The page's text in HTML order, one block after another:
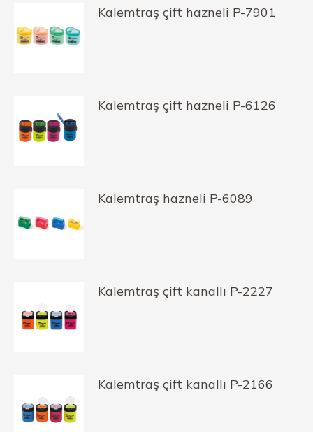
Kalemtraş çift hazneli P-7901
Kalemtraş çift hazneli P-6126
Kalemtraş hazneli P-6089
Kalemtraş çift kanallı P-2227
Kalemtraş çift kanallı P-2166